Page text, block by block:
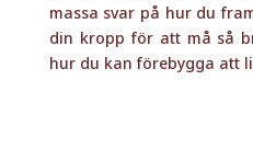
massa svar på hur du
din kropp för att må så
hur du kan förebygga att